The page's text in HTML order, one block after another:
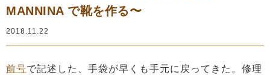
MANNINA で靴を作る〜
2018.11.22
前号で記述した、手袋が早くも手元に戻ってきた。修理